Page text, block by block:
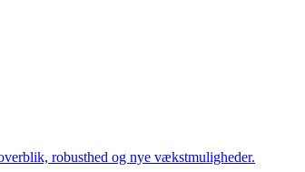
robusthed og nye vækstmuligheder.